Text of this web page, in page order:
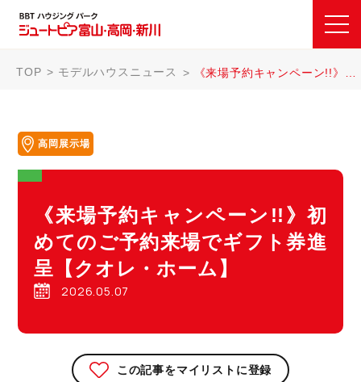
TOP モデルハウスニュース 《来場予約キャンペーン!!》初めてのご予約来場でギフト券進呈【クオレ・ホーム】
高岡展示場
《来場予約キャンペーン!!》初
めてのご予約来場でギフト券進
呈【クオレ・ホーム】
2026.05.07
この記事をマイリストに登録